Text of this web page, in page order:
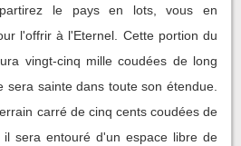
le pays en lots, vous en
l'offrir à l'Eternel. Cette portion du
vingt-cinq mille coudées de long
sera sainte dans toute son étendue.
carré de cinq cents coudées de
sera entouré d'un espace libre de